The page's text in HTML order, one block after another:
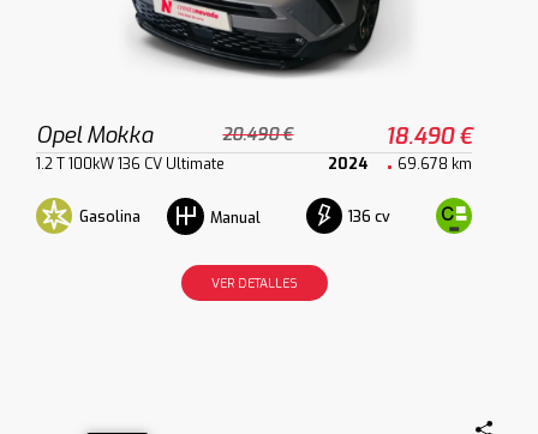
Opel Mokka 20.490 € 18.490 €
1.2 T 100kW 136 CV Ultimate 2024 69.678 km
Gasolina Manual 136 cv
VER DETALLES